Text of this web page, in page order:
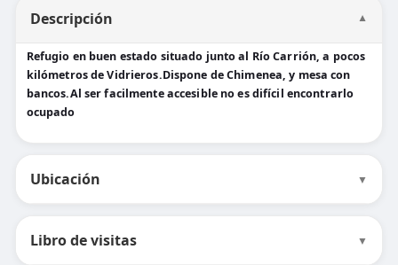
Descripción ▼
Refugio en buen estado situado junto al Río Carrión, a pocos
kilómetros de Vidrieros.Dispone de Chimenea, y mesa con
bancos.Al ser facilmente accesible no es difícil encontrarlo
ocupado
Ubicación ▼
Libro de visitas ▼